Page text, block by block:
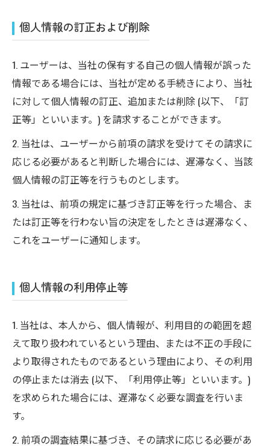
個人情報の訂正および削除
1. ユーザーは、当社の保有する自己の個人情報が誤った
情報である場合には、当社が定める手続きにより、当社
に対して個人情報の訂正、追加または削除 (以下、「訂
正等」といいます。) を請求することができます。
2. 当社は、ユーザーから前項の請求を受けてその請求に
応じる必要があると判断した場合には、遅滞なく、当該
個人情報の訂正等を行うものとします。
3. 当社は、前項の規定に基づき訂正等を行った場合、ま
たは訂正等を行わない旨の決定をしたときは遅滞なく、
これをユーザーに通知します。
個人情報の利用停止等
1. 当社は、本人から、個人情報が、利用目的の範囲を超
えて取り扱われているという理由、または不正の手段に
より取得されたものであるという理由により、その利用
の停止または消去 (以下、「利用停止等」といいます。)
を求められた場合には、遅滞なく必要な調査を行いま
す。
2. 前項の調査結果に基づき、その請求に応じる必要があ